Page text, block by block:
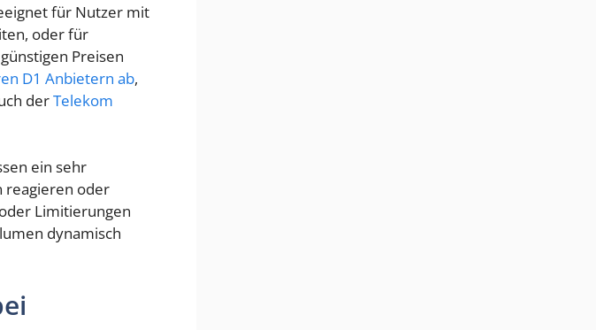
für Nutzer mit
oder für
Preisen
D1 Anbietern ab,
derTelekom
ein sehr
reagieren oder
Limitierungen
dynamisch